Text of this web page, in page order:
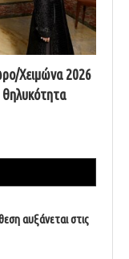
Χειμώνα 2026
θηλυκότητα
αυξάνεται στις